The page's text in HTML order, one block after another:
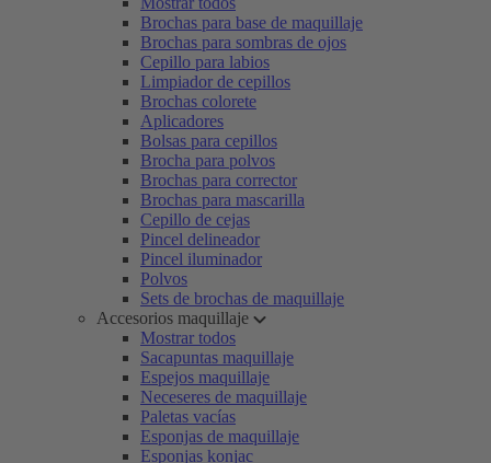
Brochas para base de maquillaje
Brochas para sombras de ojos
Cepillo para labios
Limpiador de cepillos
Brochas colorete
Aplicadores
Bolsas para cepillos
Brocha para polvos
Brochas para corrector
Brochas para mascarilla
Cepillo de cejas
Pincel delineador
Pincel iluminador
Polvos
Sets de brochas de maquillaje
Accesorios maquillaje
Mostrar todos
Sacapuntas maquillaje
Espejos maquillaje
Neceseres de maquillaje
Paletas vacías
Esponjas de maquillaje
Esponjas konjac